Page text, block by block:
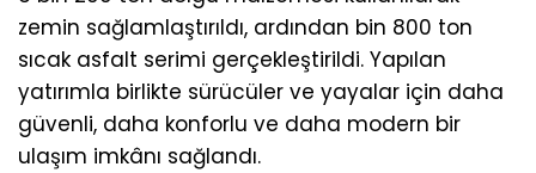
zemin sağlamlaştırıldı, ardından bin 800 ton
sıcak asfalt serimi gerçekleştirildi. Yapılan
yatırımla birlikte sürücüler ve yayalar için daha
güvenli, daha konforlu ve daha modern bir
ulaşım imkânı sağlandı.